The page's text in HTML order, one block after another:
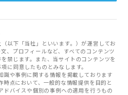
以下「当社」といいます。）が運営してお
、プロフィールなど、すべてのコンテンツ
禁じます。また、当サイトのコンテンツを
に同意したものとみなします。
識や事例に関する情報を掲載しております
時点において、一般的な情報提供を目的と
ドバイスや個別の事例への適用を行うもの